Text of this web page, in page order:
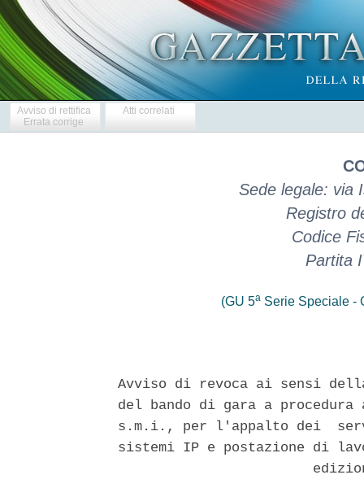
Avviso di rettifica
Errata corrige
Atti correlati
Sede legale: via
Registro
Codice
Partita
(GU 5a Serie Speciale -
Avviso di revoca ai sensi
del bando di gara a
s.m.i., per l'appalto dei
sistemi IP e postazione di